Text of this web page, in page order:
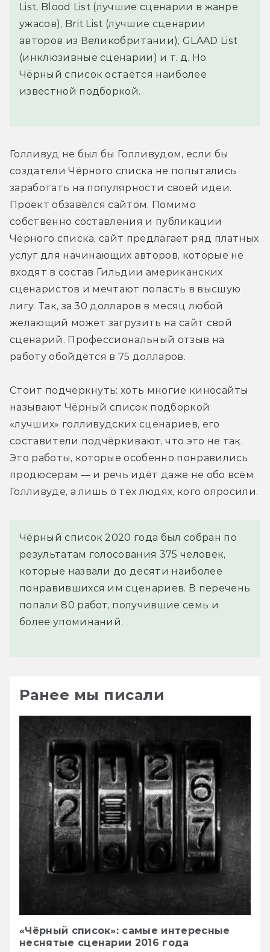
List, Blood List (лучшие сценарии в жанре
ужасов), Brit List (лучшие сценарии
авторов из Великобритании), GLAAD List
(инклюзивные сценарии) и т. д. Но
Чёрный список остаётся наиболее
известной подборкой.
Голливуд не был бы Голливудом, если бы
создатели Чёрного списка не попытались
заработать на популярности своей идеи.
Проект обзавёлся сайтом. Помимо
собственно составления и публикации
Чёрного списка, сайт предлагает ряд платных
услуг для начинающих авторов, которые не
входят в состав Гильдии американских
сценаристов и мечтают попасть в высшую
лигу. Так, за 30 долларов в месяц любой
желающий может загрузить на сайт свой
сценарий. Профессиональный отзыв на
работу обойдётся в 75 долларов.
Стоит подчеркнуть: хоть многие киносайты
называют Чёрный список подборкой
«лучших» голливудских сценариев, его
составители подчёркивают, что это не так.
Это работы, которые особенно понравились
продюсерам — и речь идёт даже не обо всём
Голливуде, а лишь о тех людях, кого опросили.
Чёрный список 2020 года был собран по
результатам голосования 375 человек,
которые назвали до десяти наиболее
понравившихся им сценариев. В перечень
попали 80 работ, получившие семь и
более упоминаний.
Ранее мы писали
«Чёрный список»: самые интересные
неснятые сценарии 2016 года